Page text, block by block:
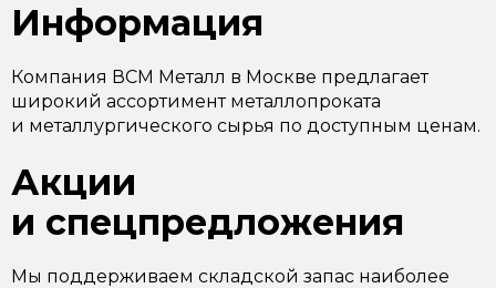
Информация
Компания ВСМ Металл в Москве предлагает
широкий ассортимент металлопроката
и металлургического сырья по доступным ценам.
Акции
и спецпредложения
Мы поддерживаем складской запас наиболее